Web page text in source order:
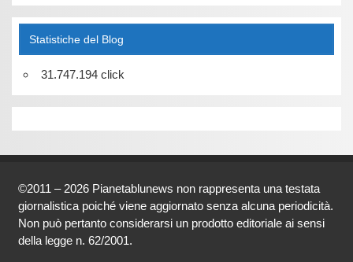
Statistiche del Blog
31.747.194 click
©2011 – 2026 Pianetablunews non rappresenta una testata
giornalistica poiché viene aggiornato senza alcuna periodicità.
Non può pertanto considerarsi un prodotto editoriale ai sensi
della legge n. 62/2001.